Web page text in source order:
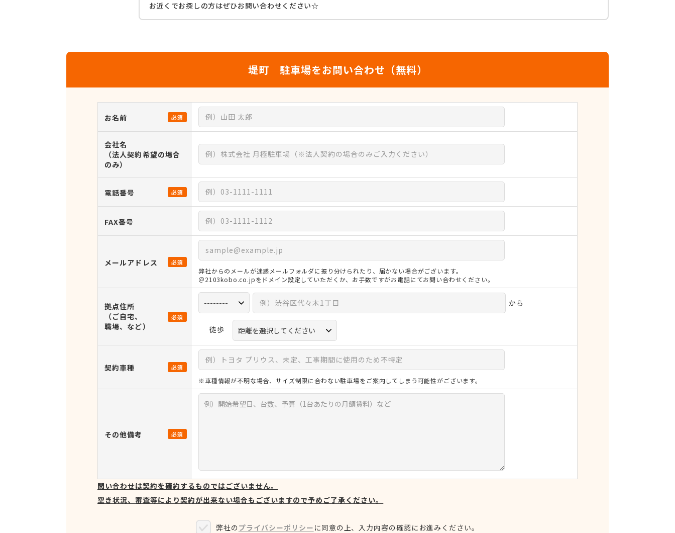
お近くでお探しの方はぜひお問い合わせください☆
堤町 駐車場をお問い合わせ（無料）
お名前 必須
会社名
（法人契約希望の場合
のみ）
電話番号 必須
FAX番号
メールアドレス 必須
弊社からのメールが迷惑メールフォルダに振り分けられたり、届かない場合がございます。
＠2103kobo.co.jpをドメイン設定していただくか、お手数ですがお電話にてお問い合わせください。
拠点住所
（ご自宅、
職場、など）
必須
から
徒歩
契約車種 必須
※車種情報が不明な場合、サイズ制限に合わない駐車場をご案内してしまう可能性がございます。
その他備考 必須
問い合わせは契約を確約するものではございません。
空き状況、審査等により契約が出来ない場合もございますので予めご了承ください。
弊社のプライバシーポリシー に同意の上、入力内容の確認にお進みください。